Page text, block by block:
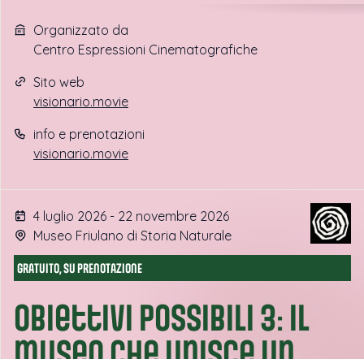
Organizzato da
Centro Espressioni Cinematografiche
Sito web
visionario.movie
info e prenotazioni
visionario.movie
4 luglio 2026 - 22 novembre 2026
Museo Friulano di Storia Naturale
GRATUITO, SU PRENOTAZIONE
Obiettivi possibili 3: il